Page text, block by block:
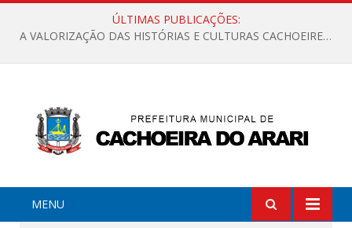
ÚLTIMAS PUBLICAÇÕES:
A VALORIZAÇÃO DAS HISTÓRIAS E CULTURAS CACHOEIRENSES
MENU